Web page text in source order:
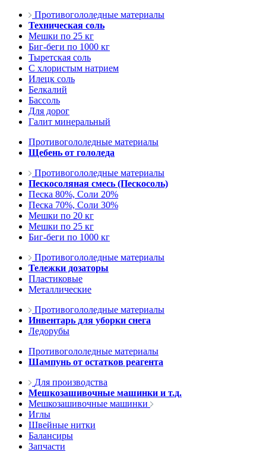
Противогололедные материалы
Техническая соль
Мешки по 25 кг
Биг-беги по 1000 кг
Тыретская соль
С хлористым натрием
Илецк соль
Белкалий
Бассоль
Для дорог
Галит минеральный
Противогололедные материалы
Щебень от гололеда
Противогололедные материалы
Пескосоляная смесь (Пескосоль)
Песка 80%, Соли 20%
Песка 70%, Соли 30%
Мешки по 20 кг
Мешки по 25 кг
Биг-беги по 1000 кг
Противогололедные материалы
Тележки дозаторы
Пластиковые
Металлические
Противогололедные материалы
Инвентарь для уборки снега
Ледорубы
Противогололедные материалы
Шампунь от остатков реагента
Для производства
Мешкозашивочные машинки и т.д.
Мешкозашивочные машинки
Иглы
Швейные нитки
Балансиры
Запчасти